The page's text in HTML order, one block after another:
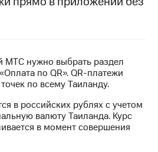
МТС нужно выбрать раздел
по QR». QR-платежи
по всему Таиланду.
в российских рублях с учетом
валюту Таиланда. Курс
в момент совершения